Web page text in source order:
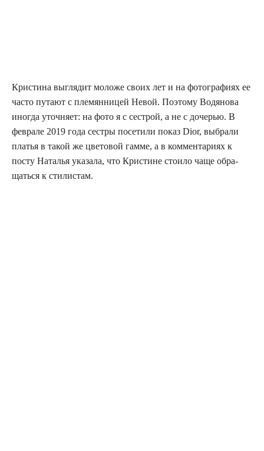
Кри­сти­на выгля­дит моло­же сво­их лет и на фото­гра­фи­ях ее
часто пута­ют с пле­мян­ни­цей Невой. Поэто­му Водя­но­ва
ино­гда уточ­ня­ет: на фото я с сест­рой, а не с доче­рью. В
фев­ра­ле 2019 года сест­ры посе­ти­ли показ Dior, выбра­ли
пла­тья в такой же цве­то­вой гам­ме, а в ком­мен­та­ри­ях к
посту Ната­лья ука­за­ла, что Кри­стине сто­и­ло чаще обра­
щать­ся к стилистам.